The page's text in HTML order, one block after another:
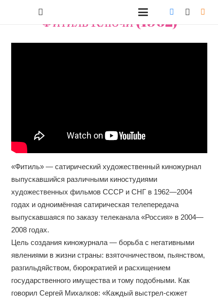
Фитиль Ключи (1962)
«Фитиль» — сатирический художественный киножурнал
выпускавшийся различными киностудиями
художественных фильмов СССР и СНГ в 1962—2004
годах и одноимённая сатирическая телепередача
выпускавшаяся по заказу телеканала «Россия» в 2004—
2008 годах.
Цель создания киножурнала — борьба с негативными
явлениями в жизни страны: взяточничеством, пьянством,
разгильдяйством, бюрократией и расхищением
государственного имущества и тому подобными. Как
говорил Сергей Михалков: «Каждый выстрел-сюжет